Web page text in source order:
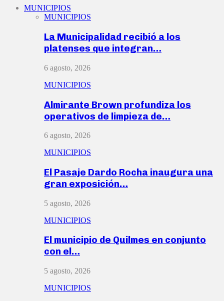
MUNICIPIOS
MUNICIPIOS
La Municipalidad recibió a los
platenses que integran…
6 agosto, 2026
MUNICIPIOS
Almirante Brown profundiza los
operativos de limpieza de…
6 agosto, 2026
MUNICIPIOS
El Pasaje Dardo Rocha inaugura una
gran exposición…
5 agosto, 2026
MUNICIPIOS
El municipio de Quilmes en conjunto
con el…
5 agosto, 2026
MUNICIPIOS